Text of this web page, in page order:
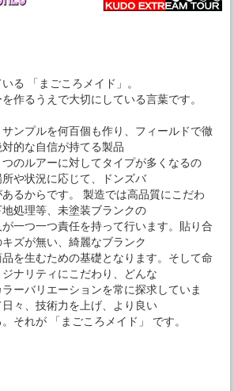
る 「まごころメイド」。
作るうえで大切にしている言葉です。
ンプルを何百個も作り、フィールドで徹
的な自信が持てる製品
のルアーに対してタイプが多くなるの
や状況に応じて、ドンズバ
るからです。 製造では高品質にこだわ
処理等、未塗装ブランクの
一つ一つ責任を持って行います。貼り合
ズが無い、綺麗なブランク
を生むための基礎となります。そして命
ナリティにこだわり、どんな
ーバリエーションを常に探求していま
々、技術力を上げ、より良い
それが 「まごころメイド」 です。